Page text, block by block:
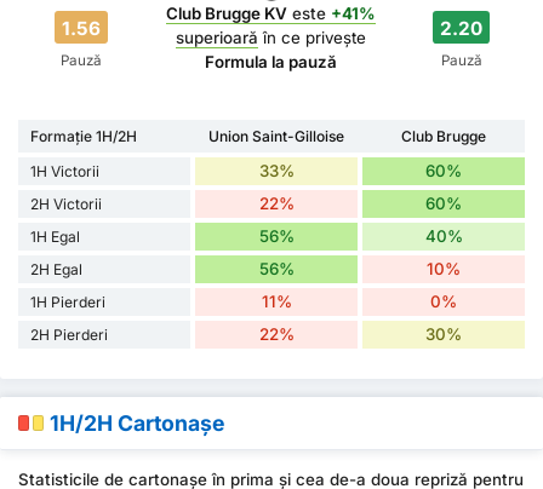
1.56
Pauză
Club Brugge KV este +41%
superioară în ce privește
Formula la pauză
2.20
Pauză
Formație 1H/2H Union Saint-Gilloise
Club Brugge
1H Victorii
33% 60%
2H Victorii 22% 60%
1H Egal 56% 40%
2H Egal 56% 10%
1H Pierderi 11% 0%
2H Pierderi 22% 30%
1H/2H Cartonașe
Statisticile de cartonașe în prima și cea de-a doua repriză pentru